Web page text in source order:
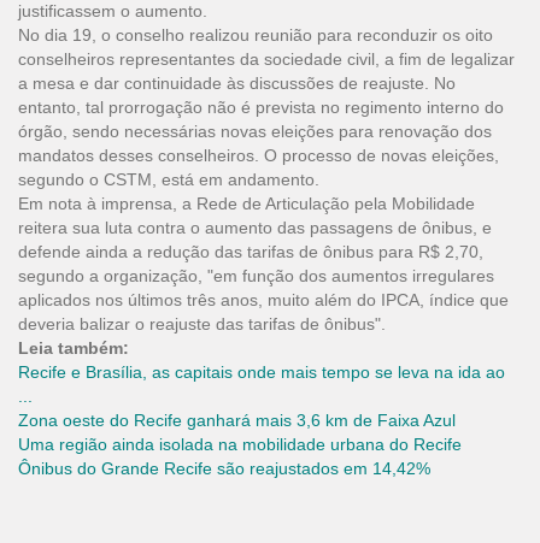
justificassem o aumento.
No dia 19, o conselho realizou reunião para reconduzir os oito
conselheiros representantes da sociedade civil, a fim de legalizar
a mesa e dar continuidade às discussões de reajuste. No
entanto, tal prorrogação não é prevista no regimento interno do
órgão, sendo necessárias novas eleições para renovação dos
mandatos desses conselheiros. O processo de novas eleições,
segundo o CSTM, está em andamento.
Em nota à imprensa, a Rede de Articulação pela Mobilidade
reitera sua luta contra o aumento das passagens de ônibus, e
defende ainda a redução das tarifas de ônibus para R$ 2,70,
segundo a organização, "em função dos aumentos irregulares
aplicados nos últimos três anos, muito além do IPCA, índice que
deveria balizar o reajuste das tarifas de ônibus".
Leia também:
Recife e Brasília, as capitais onde mais tempo se leva na ida ao
Zona oeste do Recife ganhará mais 3,6 km de Faixa Azul
Uma região ainda isolada na mobilidade urbana do Recife
Ônibus do Grande Recife são reajustados em 14,42%